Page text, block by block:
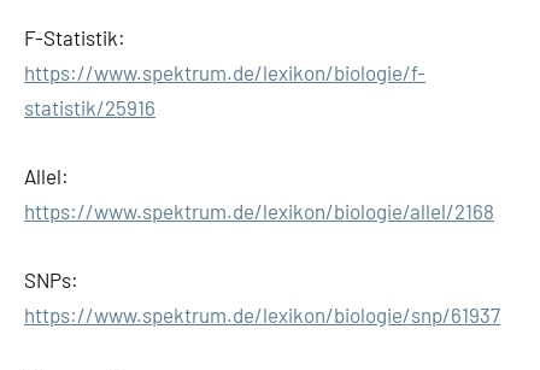
F-Statistik:
https://www.spektrum.de/lexikon/biologie/f-
statistik/25916
Allel:
https://www.spektrum.de/lexikon/biologie/allel/2168
SNPs:
https://www.spektrum.de/lexikon/biologie/snp/61937